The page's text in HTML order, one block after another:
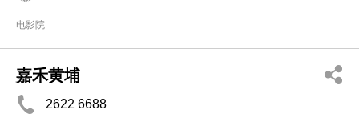
电影院
嘉禾黄埔
2622 6688